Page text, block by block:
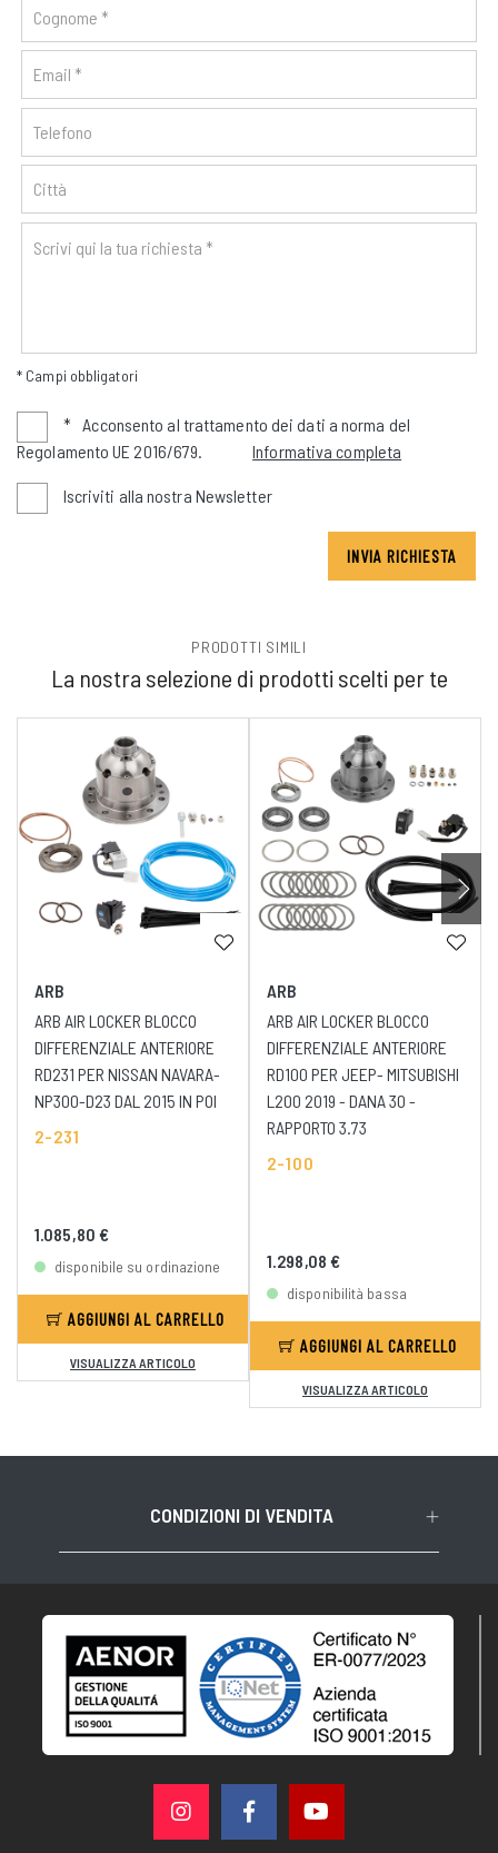
* Campi obbligatori
* Acconsento al trattamento dei dati a norma del
Regolamento UE 2016/679.
Informativa completa
Iscriviti alla nostra Newsletter
INVIA RICHIESTA
PRODOTTI SIMILI
La nostra selezione di prodotti scelti per te
ARB
ARB AIR LOCKER BLOCCO
DIFFERENZIALE ANTERIORE
RD231 PER NISSAN NAVARA-
NP300-D23 DAL 2015 IN POI
2-231
1.085,80 €
disponibile su ordinazione
AGGIUNGI AL CARRELLO
VISUALIZZA ARTICOLO
ARB
ARB AIR LOCKER BLOCCO
DIFFERENZIALE ANTERIORE
RD100 PER JEEP- MITSUBISHI
L200 2019 - DANA 30 -
RAPPORTO 3.73
2-100
1.298,08 €
disponibilità bassa
AGGIUNGI AL CARRELLO
VISUALIZZA ARTICOLO
CONDIZIONI DI VENDITA